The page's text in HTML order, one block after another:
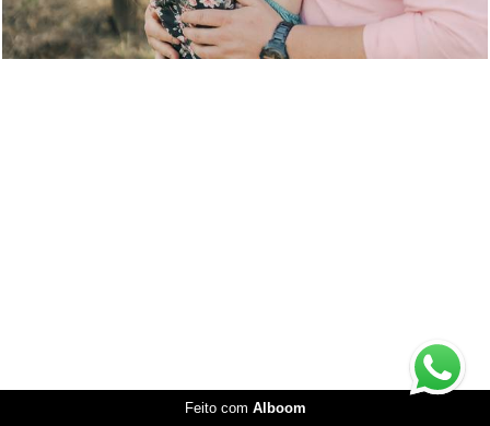
Feito com Alboom